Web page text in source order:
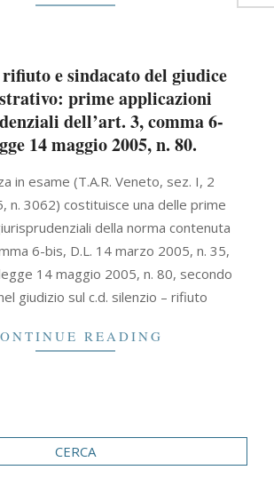
e sindacato del giudice
prime applicazioni
dell’art. 3, comma 6-
14 maggio 2005, n. 80.
in esame (T.A.R. Veneto, sez. I, 2
n. 3062) costituisce una delle prime
della norma contenuta
6-bis, D.L. 14 marzo 2005, n. 35,
14 maggio 2005, n. 80, secondo
giudizio sul c.d. silenzio – rifiuto
READING
CERCA